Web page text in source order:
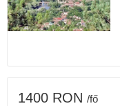
1400 RON /fő